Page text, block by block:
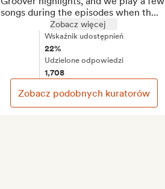
songs during the episodes when th...
Zobacz więcej
Wskaźnik udostępnień
22%
Udzielone odpowiedzi
1,708
Zobacz podobnych kuratorów